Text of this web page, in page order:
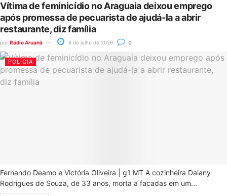
Vítima de feminicídio no Araguaia deixou emprego
após promessa de pecuarista de ajudá-la a abrir
restaurante, diz família
por Rádio Aruanã 8 de julho de 2026 0
POLÍCIA
Fernando Deamo e Victória Oliveira | g1 MT A cozinheira Daiany
Rodrigues de Souza, de 33 anos, morta a facadas em um...